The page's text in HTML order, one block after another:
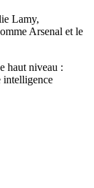
Lamy,
Arsenal et le
haut niveau :
intelligence